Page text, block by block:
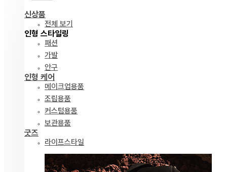
신상품
전체 보기
인형 스타일링
패션
가발
안구
인형 케어
메이크업용품
조립용품
커스텀용품
보관용품
굿즈
라이프스타일